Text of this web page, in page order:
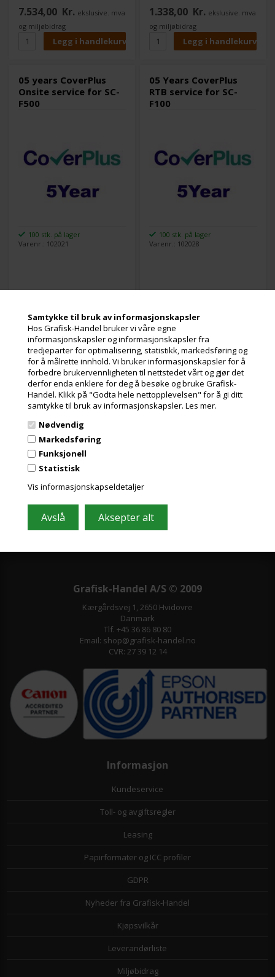
Samtykke til bruk av informasjonskapsler
Hos Grafisk-Handel bruker vi våre egne
informasjonskapsler og informasjonskapsler fra
tredjeparter for optimalisering, statistikk, markedsføring og
for å målrette innhold. Vi bruker informasjonskapsler for å
forbedre brukervennligheten til nettstedet vårt og gjør det
derfor enda enklere for deg å besøke og bruke Grafisk-
Handel. Klikk på "Godta hele nettopplevelsen" for å gi ditt
samtykke til bruk av informasjonskapsler. Les mer.
Nødvendig
Markedsføring
Funksjonell
Statistisk
Vis informasjonskapseldetaljer
7.534,00 Kr. ekslusive. mva
og miljøbidrag
1.338,00 Kr. ekslusive. mva
og miljøbidrag
05 years CoverPlus
Onsite service for SC-
F500
100 stk. på lager
Varenr.: 102021
11.282,00Kr.ekslusive.
mva og miljøbidrag
05 Years CoverPlus
RTB service for SC-
F100
100 stk. på lager
Varenr.: 102028
2.095,00Kr.
og miljøbidrag
Meld deg på nyhetsbrevet vårt og få gode
Inneholder ofte store besparelser og nyheter. Meld deg på, det er helt
gratis og enkelt å avmelde seg.
Grafisk-Handel A/S © 2009
Kærgårdsvej 1, 2650 Hvidovre
Danmark
Tlf. +45 36 86 80 80
Email: shop@grafisk-handel.no
CVR: 27 39 12 14
Informasjon
Kundeservice
Toll- og avgiftsregler
Leasing
Papirformater og ICC profiler
GDPR
Nyheder fra Grafisk-Handel
Kjøpsvilkår
Leverandørliste
Miljøbidrag